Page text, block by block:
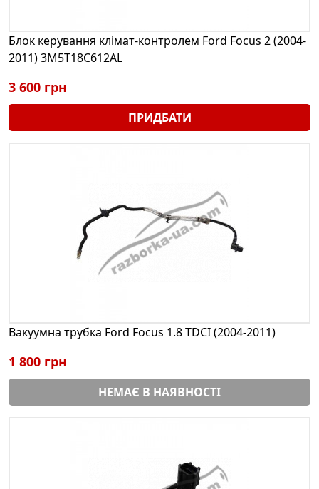
Блок керування клімат-контролем Ford Focus 2 (2004-
2011) 3M5T18C612AL
3 600 грн
ПРИДБАТИ
Вакуумна трубка Ford Focus 1.8 TDCI (2004-2011)
1 800 грн
НЕМАЄ В НАЯВНОСТІ